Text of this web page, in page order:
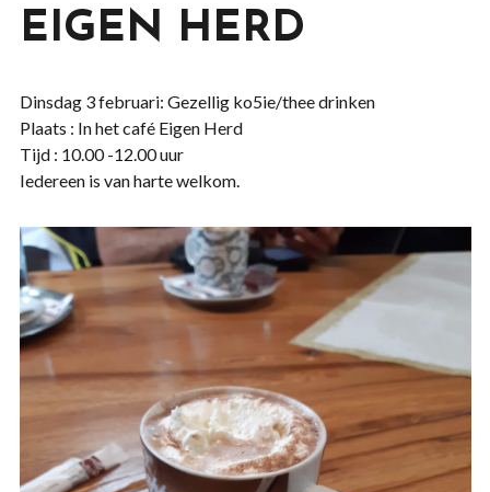
EIGEN HERD
Dinsdag 3 februari: Gezellig ko5ie/thee drinken
Plaats : In het café Eigen Herd
Tijd : 10.00 -12.00 uur
Iedereen is van harte welkom.